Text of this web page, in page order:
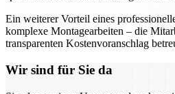
Ein weiterer Vorteil eines
komplexe Montagearbeiten – die
transparenten Kostenvoranschlag
Wir sind für Sie da